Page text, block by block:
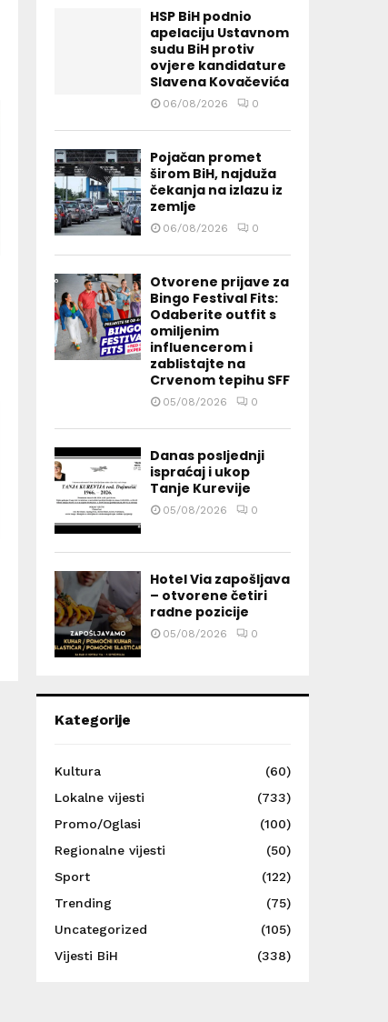
HSP BiH podnio
apelaciju Ustavnom
sudu BiH protiv
ovjere kandidature
Slavena Kovačevića
06/08/2026 0
Pojačan promet
širom BiH, najduža
čekanja na izlazu iz
zemlje
06/08/2026 0
Otvorene prijave za
Bingo Festival Fits:
Odaberite outfit s
omiljenim
influencerom i
zablistajte na
Crvenom tepihu SFF
05/08/2026 0
Danas posljednji
ispraćaj i ukop
Tanje Kurevije
05/08/2026 0
Hotel Via zapošljava
– otvorene četiri
radne pozicije
05/08/2026 0
Kategorije
Kultura
(60)
Lokalne vijesti
(733)
Promo/Oglasi
(100)
Regionalne vijesti
(50)
Sport
(122)
Trending
(75)
Uncategorized
(105)
Vijesti BiH
(338)